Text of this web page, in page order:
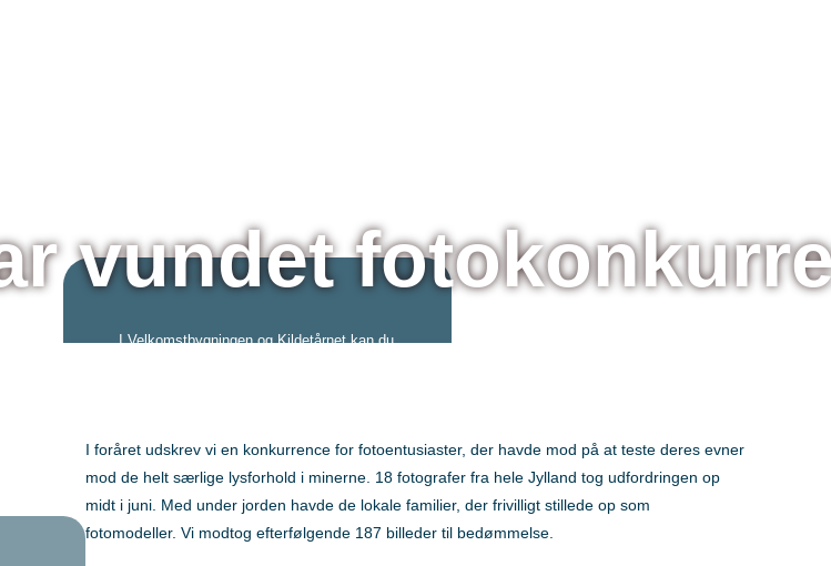
I Velkomstbygningen og Kildetårnet kan du
KRIG. Vi tilstræber såvel lokale som
vundet
I foråret udskrev vi en konkurrence for fotoentusiaster, der havde mod på at teste deres evner
mod de helt særlige lysforhold i minerne. 18 fotografer fra hele Jylland tog udfordringen op
midt i juni. Med under jorden havde de lokale familier, der frivilligt stillede op som
fotomodeller. Vi modtog efterfølgende 187 billeder til bedømmelse.